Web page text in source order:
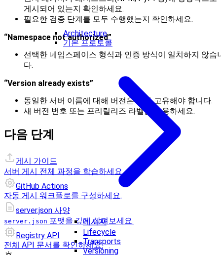
Architecture
기본 프로토콜
메시지
Lifecycle
Transports
Versioning
게시되어 있는지 확인하세요.
필요한 검증 단계를 모두 수행했는지 확인하세요.
“Namespace not authorized”
선택한 네임스페이스 형식과 인증 방식이 일치하지 않습
다.
“Version already exists”
동일한 서버 이름에 대해 버전은 모두 고유해야 합니다.
새 버전 번호 또는 프리릴리즈 라벨을 사용하세요.
다음 단계
게시 가이드
서버 게시 전체 과정을 학습하세요.
GitHub Actions
자동 게시 워크플로를 구성하세요.
server.json 사양
server.json 포맷을 깊게 살펴보세요.
Registry API
전체 API 문서를 확인하세요.